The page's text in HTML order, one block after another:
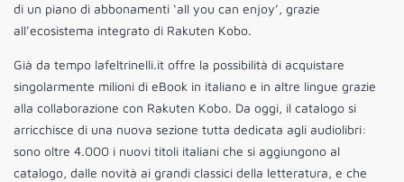
di un piano di abbonamenti ‘all you can enjoy’, grazie
all’ecosistema integrato di Rakuten Kobo.
Già da tempo lafeltrinelli.it offre la possibilità di acquistare
singolarmente milioni di eBook in italiano e in altre lingue grazie
alla collaborazione con Rakuten Kobo. Da oggi, il catalogo si
arricchisce di una nuova sezione tutta dedicata agli audiolibri:
sono oltre 4.000 i nuovi titoli italiani che si aggiungono al
catalogo, dalle novità ai grandi classici della letteratura, e che